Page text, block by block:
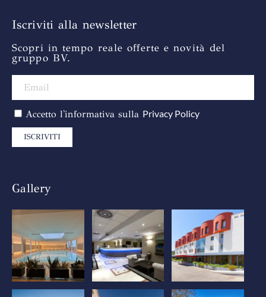
Iscriviti alla newsletter
Scopri in tempo reale offerte e novità del
gruppo BV.
Accetto l'informativa sulla Privacy Policy
ISCRIVITI
Gallery